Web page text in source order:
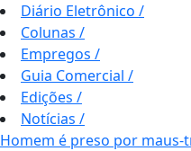
Diário Eletrônico /
Colunas /
Empregos /
Guia Comercial /
Edições /
Notícias /
Homem é preso por